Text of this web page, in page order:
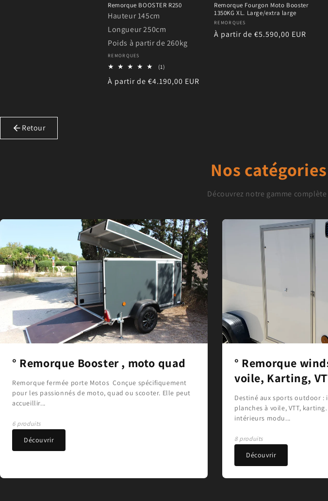
Remorque BOOSTER R250
Hauteur 145cm
Longueur 250cm
Poids à partir de 260kg
Fournisseur :
REMORQUES
(1)
des
Prix
À partir de €4.190,00 EUR
Remorque Fourgon Moto Booster
1350KG XL. Large/extra large
Fournisseur :
REMORQUES
Prix
À partir de €5.590,00 EUR
Retour
Nos
Découvrez notre gamme
° Remorque Booster , moto quad
Remorque fermée porte Motos Conçue spécifiquement
pour les passionnés de moto, quad ou scooter. Elle peut
accueillir...
6 produits
Découvrir
° Remorque
voile, Karting,
Destiné aux sports outdoor
planches à voile, VTT,
intérieurs modu...
8 produits
Découvrir